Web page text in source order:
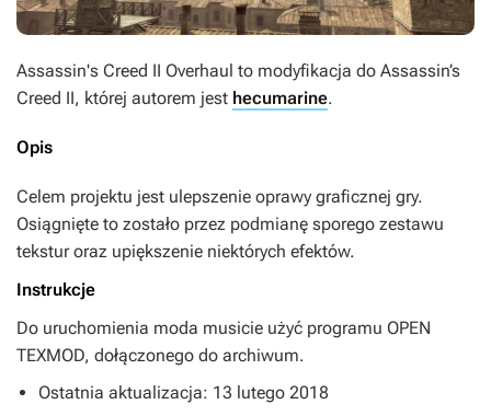
Assassin's Creed II Overhaul to modyfikacja do Assassin’s
Creed II, której autorem jest hecumarine.
Opis
Celem projektu jest ulepszenie oprawy graficznej gry.
Osiągnięte to zostało przez podmianę sporego zestawu
tekstur oraz upiększenie niektórych efektów.
Instrukcje
Do uruchomienia moda musicie użyć programu OPEN
TEXMOD, dołączonego do archiwum.
Ostatnia aktualizacja: 13 lutego 2018